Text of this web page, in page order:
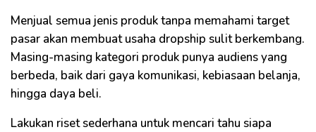
Menjual semua jenis produk tanpa memahami target
pasar akan membuat usaha dropship sulit berkembang.
Masing-masing kategori produk punya audiens yang
berbeda, baik dari gaya komunikasi, kebiasaan belanja,
hingga daya beli.
Lakukan riset sederhana untuk mencari tahu siapa